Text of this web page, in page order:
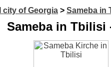
city of Georgia > Sameba in
Sameba in Tbilisi